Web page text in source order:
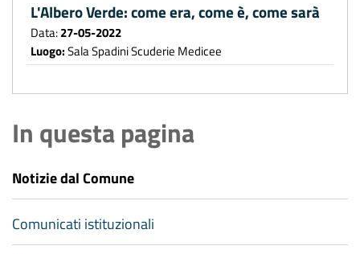
L'Albero Verde: come era, come è, come sarà
Data:27-05-2022
Luogo:Sala Spadini Scuderie Medicee
In questa pagina
Notizie dal Comune
Comunicati istituzionali